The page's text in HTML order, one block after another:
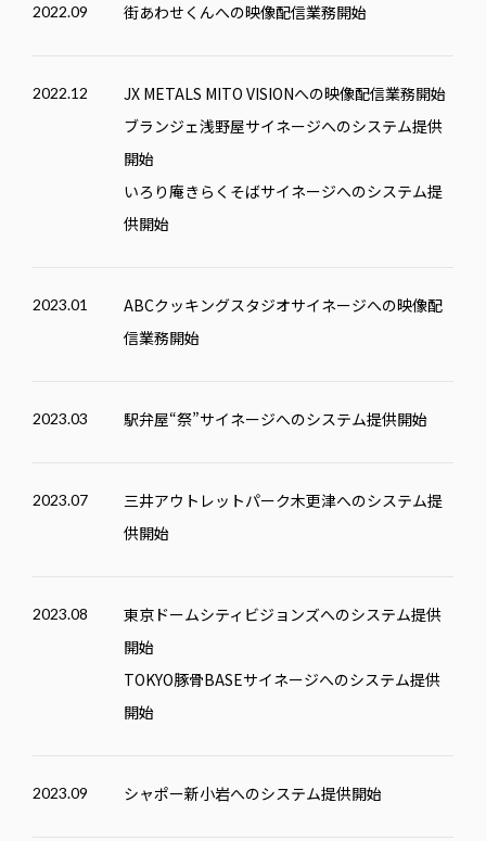
2022.09 街あわせくんへの映像配信業務開始
2022.12
JX METALS MITO VISIONへの映像配信業務開始
ブランジェ浅野屋サイネージへのシステム提供
開始
いろり庵きらくそばサイネージへのシステム提
供開始
2023.01
ABCクッキングスタジオサイネージへの映像配
信業務開始
2023.03 駅弁屋“祭”サイネージへのシステム提供開始
2023.07
三井アウトレットパーク木更津へのシステム提
供開始
2023.08
東京ドームシティビジョンズへのシステム提供
開始
TOKYO豚骨BASEサイネージへのシステム提供
開始
2023.09 シャポー新小岩へのシステム提供開始